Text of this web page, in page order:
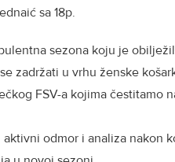
sa 18p.
sezona koju je
zadržati u vrhu ženske
FSV-a kojima čestitamo
aktivni odmor i analiza nakon